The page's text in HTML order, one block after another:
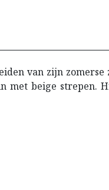
van zijn
met beige strepen.